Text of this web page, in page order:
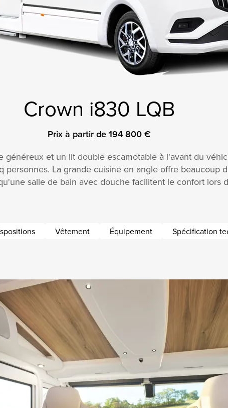
Crown i830 LQB
Prix à partir de 194 800 €
généreux et un lit double escamotable à l'avant du
personnes. La grande cuisine en angle offre beaucoup
salle de bain avec douche facilitent le confort lors
Vêtement Équipement Spécification